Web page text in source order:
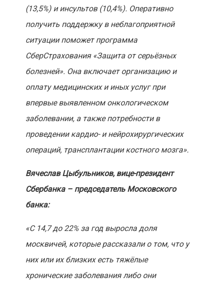
(13,5%) и инсультов (10,4%). Оперативно
получить поддержку в неблагоприятной
ситуации поможет программа
СберСтрахования «Защита от серьёзных
болезней». Она включает организацию и
оплату медицинских и иных услуг при
впервые выявленном онкологическом
заболевании, а также потребности в
проведении кардио- и нейрохирургических
операций, трансплантации костного мозга».
Вячеслав Цыбульников, вице-президент
Сбербанка – председатель Московского
банка:
«С 14,7 до 22% за год выросла доля
москвичей, которые рассказали о том, что у
них или их близких есть тяжёлые
хронические заболевания либо они